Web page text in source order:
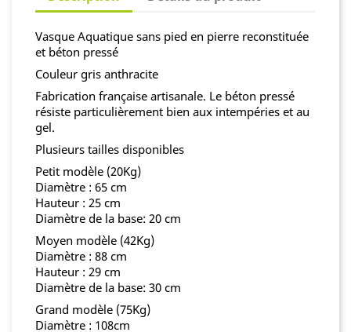
Vasque Aquatique sans pied en pierre reconstituée
et béton pressé
Couleur gris anthracite
Fabrication française artisanale. Le béton pressé
résiste particulièrement bien aux intempéries et au
gel.
Plusieurs tailles disponibles
Petit modèle (20Kg)
Diamètre : 65 cm
Hauteur : 25 cm
Diamètre de la base: 20 cm
Moyen modèle (42Kg)
Diamètre : 88 cm
Hauteur : 29 cm
Diamètre de la base: 30 cm
Grand modèle (75Kg)
Diamètre : 108cm